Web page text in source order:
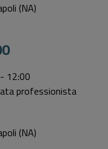
(NA)
12:00
professionista
(NA)